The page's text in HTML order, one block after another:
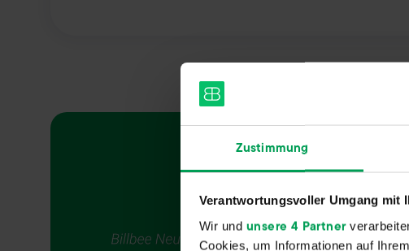
Zustimmung
Verantwortungsvoller Umgang mit
Wir und unsere 4 Partner
Cookies, um Informationen auf